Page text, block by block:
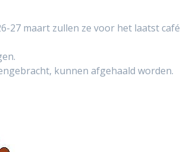
27 maart zullen ze voor het laatst café
kunnen afgehaald worden.